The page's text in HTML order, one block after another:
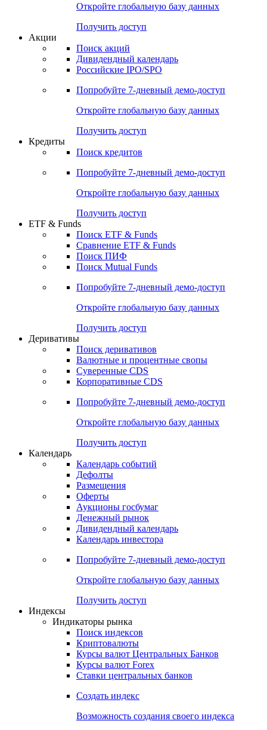
Откройте глобальную базу данных
Получить доступ
Акции
Поиск акций
Дивидендный календарь
Российские IPO/SPO
Попробуйте 7-дневный демо-доступ
Откройте глобальную базу данных
Получить доступ
Кредиты
Поиск кредитов
Попробуйте 7-дневный демо-доступ
Откройте глобальную базу данных
Получить доступ
ETF & Funds
Поиск ETF & Funds
Сравнение ETF & Funds
Поиск ПИФ
Поиск Mutual Funds
Попробуйте 7-дневный демо-доступ
Откройте глобальную базу данных
Получить доступ
Деривативы
Поиск деривативов
Валютные и процентные свопы
Суверенные CDS
Корпоративные CDS
Попробуйте 7-дневный демо-доступ
Откройте глобальную базу данных
Получить доступ
Календарь
Календарь событий
Дефолты
Размещения
Оферты
Аукционы госбумаг
Денежный рынок
Дивидендный календарь
Календарь инвестора
Попробуйте 7-дневный демо-доступ
Откройте глобальную базу данных
Получить доступ
Индексы
Индикаторы рынка
Поиск индексов
Криптовалюты
Курсы валют Центральных Банков
Курсы валют Forex
Ставки центральных банков
Создать индекс
Возможность создания своего индекса